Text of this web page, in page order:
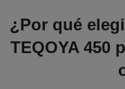
¿Por qué
TEQOYA 450